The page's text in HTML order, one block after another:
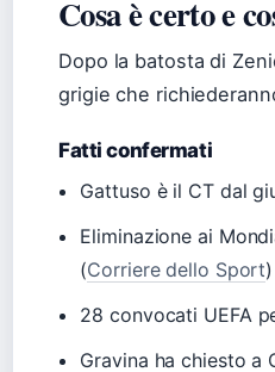
Cosa è certo e
Dopo la batosta di
grigie che
Fatti confermati
Gattuso è il CT dal
Eliminazione ai
(Corriere dello Sport)
28 convocati UEFA
Gravina ha chiesto a